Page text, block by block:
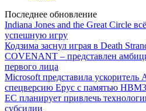
Последнее обновление
Indiana Jones and the Great Circle
успешную игру
Кодзима заснул играя в Death
COVENANT – представлен
первого лица
Microsoft представила
спецверсию Epyc с памятью
ЕС планирует привлечь
субсидии